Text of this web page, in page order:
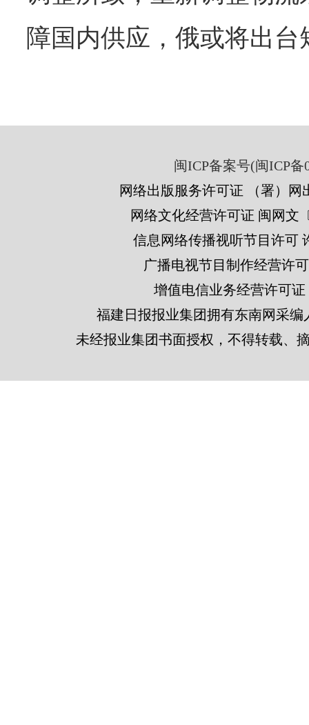
障国内供应，俄或将出
闽ICP备案号(闽ICP备
网络出版服务许可证 （署）网
网络文化经营许可证 闽网文
信息网络传播视听节目许可
广播电视节目制作经营许
增值电信业务经营许可证
福建日报报业集团拥有东南网采
未经报业集团书面授权，不得转载、